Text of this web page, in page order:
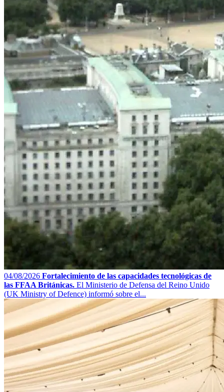
04/08/2026 Fortalecimiento de las capacidades tecnológicas de
las FFAA Británicas. El Ministerio de Defensa del Reino Unido
(UK Ministry of Defence) informó sobre el...